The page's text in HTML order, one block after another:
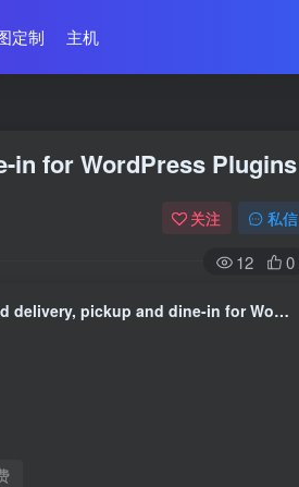
定制 主机
in for WordPress Plugins
关注 私信
12 0
InstaFood v1.4.0 – QR Menu, food delivery, pickup and dine-in for WordPress Plugins